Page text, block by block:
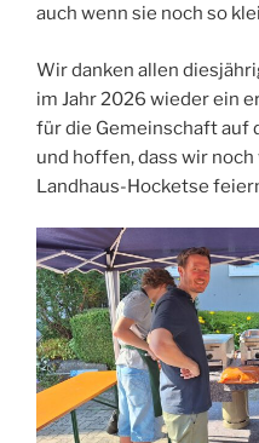
auch wenn sie noch so
Wir danken allen
im Jahr 2026 wieder ein
für die Gemeinschaft auf
und hoffen, dass wir
Landhaus-Hocketse